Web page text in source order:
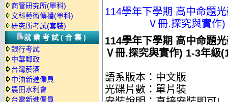
商管研究所(單科)
文科藝術傳播(單科)
研究所考試(套裝)
就業考試(合集)
銀行考試
中華郵政
台灣菸酒
中油新進僱員
農田水利會
台電新進僱員
114學年下學期 高中命
Ⅴ冊.探究與實作)
114學年下學期 高中命
Ⅴ冊.探究與實作) 1-3年級
語系版本：中文版
光碟片數：單片裝